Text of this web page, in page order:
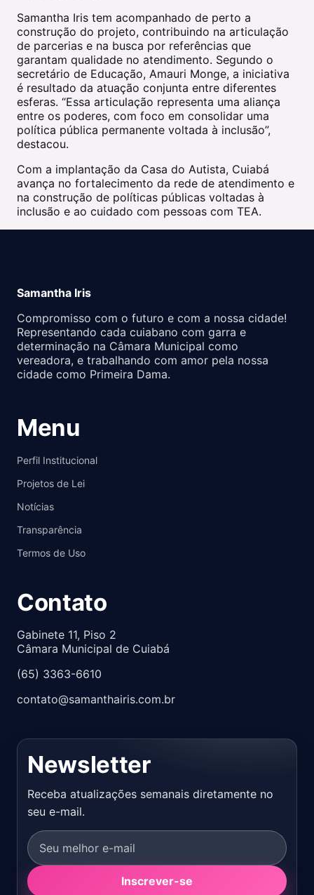
Samantha Iris tem acompanhado de perto a
construção do projeto, contribuindo na articulação
de parcerias e na busca por referências que
garantam qualidade no atendimento. Segundo o
secretário de Educação, Amauri Monge, a iniciativa
é resultado da atuação conjunta entre diferentes
esferas. “Essa articulação representa uma aliança
entre os poderes, com foco em consolidar uma
política pública permanente voltada à inclusão”,
destacou.
Com a implantação da Casa do Autista, Cuiabá
avança no fortalecimento da rede de atendimento e
na construção de políticas públicas voltadas à
inclusão e ao cuidado com pessoas com TEA.
Samantha Iris
Compromisso com o futuro e com a nossa cidade!
Representando cada cuiabano com garra e
determinação na Câmara Municipal como
vereadora, e trabalhando com amor pela nossa
cidade como Primeira Dama.
Menu
Perfil Institucional
Projetos de Lei
Notícias
Transparência
Termos de Uso
Contato
Gabinete 11, Piso 2
Câmara Municipal de Cuiabá
(65) 3363-6610
contato@samanthairis.com.br
Newsletter
Receba atualizações semanais diretamente no
seu e-mail.
Inscrever-se